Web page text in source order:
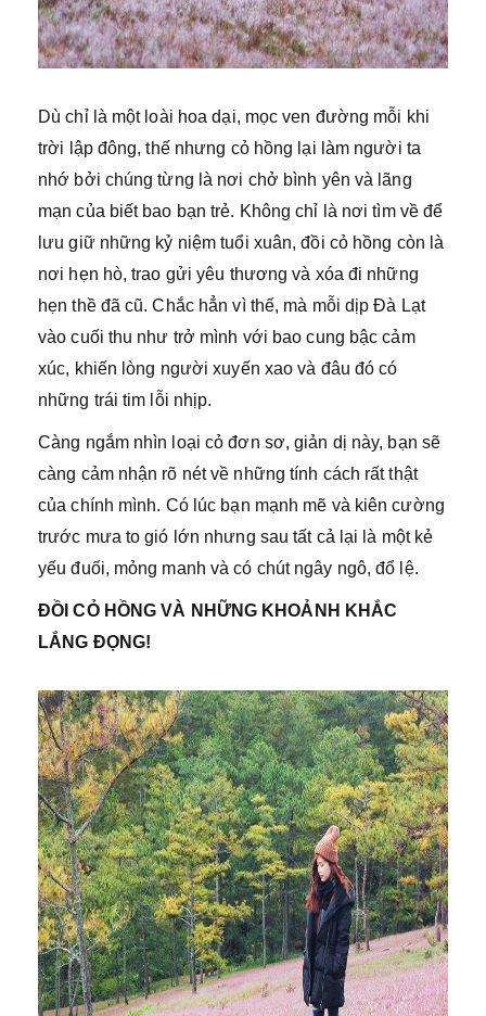
Dù chỉ là một loài hoa dại, mọc ven đường mỗi khi
trời lập đông, thế nhưng cỏ hồng lại làm người ta
nhớ bởi chúng từng là nơi chở bình yên và lãng
mạn của biết bao bạn trẻ. Không chỉ là nơi tìm về để
lưu giữ những kỷ niệm tuổi xuân, đồi cỏ hồng còn là
nơi hẹn hò, trao gửi yêu thương và xóa đi những
hẹn thề đã cũ. Chắc hẳn vì thế, mà mỗi dịp Đà Lạt
vào cuối thu như trở mình với bao cung bậc cảm
xúc, khiến lòng người xuyến xao và đâu đó có
những trái tim lỗi nhịp.
Càng ngắm nhìn loại cỏ đơn sơ, giản dị này, bạn sẽ
càng cảm nhận rõ nét về những tính cách rất thật
của chính mình. Có lúc bạn mạnh mẽ và kiên cường
trước mưa to gió lớn nhưng sau tất cả lại là một kẻ
yếu đuối, mỏng manh và có chút ngây ngô, đổ lệ.
ĐỒI CỎ HỒNG VÀ NHỮNG KHOẢNH KHẮC
LẮNG ĐỌNG!